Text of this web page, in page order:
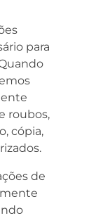
para
roubos,
cópia,
de